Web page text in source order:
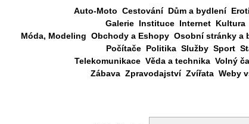
Auto-Moto Cestování Dům a bydlení
Galerie Instituce Internet Kultura
Móda, Modeling Obchody a Eshopy Osobní stránky a
Počítače Politika Služby Sport
Telekomunikace Věda a technika Volný
Zábava Zpravodajství Zvířata Weby